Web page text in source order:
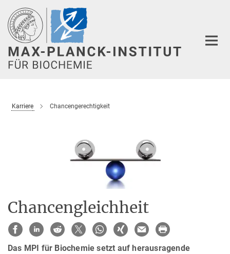
Hauptinhalt
Karriere Chancengerechtigkeit
Chancengleichheit
Das MPI für Biochemie setzt auf herausragende